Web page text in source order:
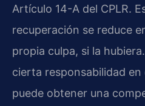
Artículo 14-A del CPLR.
recuperación se reduce
propia culpa, si la
cierta responsabilidad en
puede obtener una